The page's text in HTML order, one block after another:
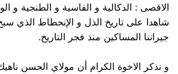
الاقصى : الدكالية و الفاسية و الطنجية و
شاهدا على تاريخ الذل و الإنحطاط الذي
جيراننا المساكين منذ فجر التاريخ.
و نذكر الاخوة الكرام أن مولاي الحسن